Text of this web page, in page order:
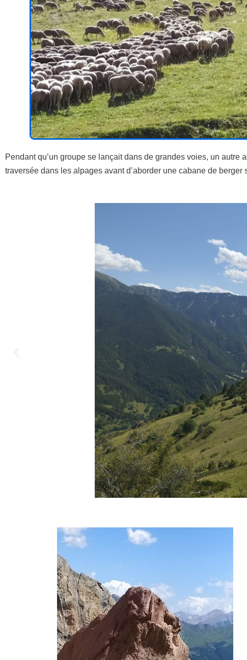
Pendant qu’un groupe se lançait dans de grandes voies, un
traversée dans les alpages avant d’aborder une cabane de